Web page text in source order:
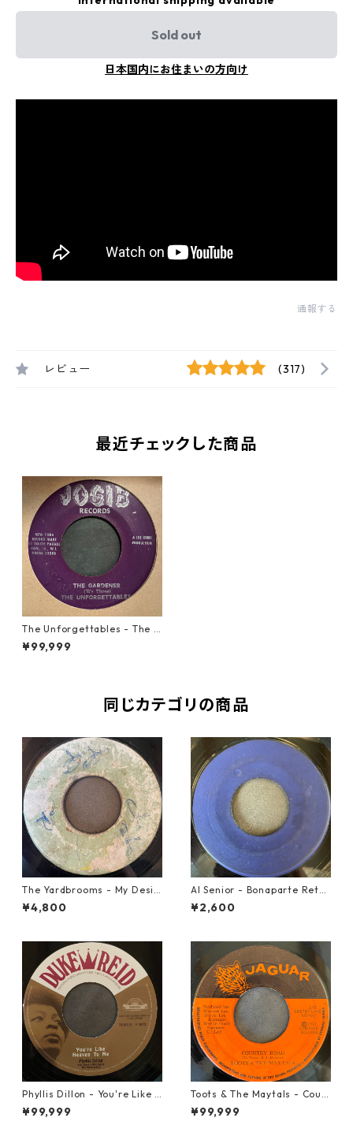
Sold out
日本国内にお住まいの方向け
通報する
レビュー (317)
最近チェックした商品
The Unforgettables - The G
ardener【7-21614】
¥99,999
同じカテゴリの商品
The Yardbrooms - My Desir
e【7-21922】
¥4,800
Al Senior - Bonaparte Retre
at【7-21861】
¥2,600
Phyllis Dillon - You're Like H
eaven To Me【7-21913】
¥99,999
Toots & The Maytals - Coun
try Road【7-21951】
¥99,999